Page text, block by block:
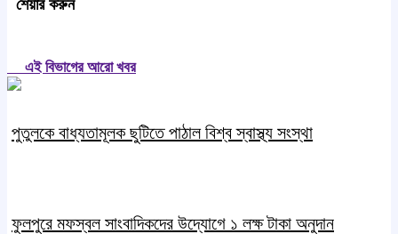
শেয়ার করুন
এই বিভাগের আরো খবর
পুতুলকে বাধ্যতামূলক ছুটিতে পাঠাল বিশ্ব স্বাস্থ্য সংস্থা
ফুলপুরে মফস্বল সাংবাদিকদের উদ্যোগে ১ লক্ষ টাকা অনুদান